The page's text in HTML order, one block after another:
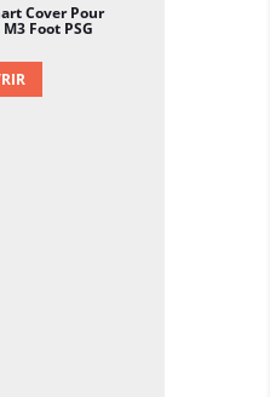
Cover Pour
Foot PSG